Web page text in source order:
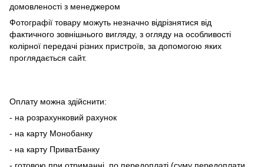
домовленості з менеджером
Фотографії товару можуть незначно відрізнятися від
фактичного зовнішнього вигляду, з огляду на особливості
колірної передачі різних пристроїв, за допомогою яких
проглядається сайт.
Оплату можна здійснити:
- на розрахунковий рахунок
- на карту Монобанку
- на карту ПриватБанку